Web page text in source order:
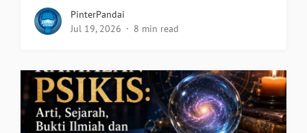
PinterPandai
Jul 19, 2026
8 min read